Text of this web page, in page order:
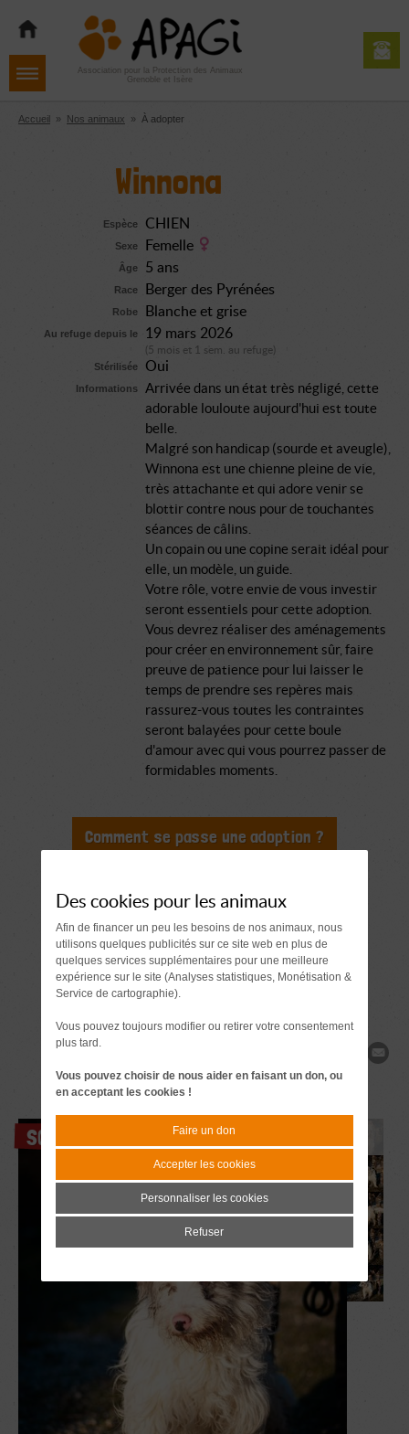
navigation
contenu
Aller
pied
de
Association pour la Protection des Animaux
Grenoble et Isère
Accueil » Nos animaux » À adopter
Winnona
Espèce CHIEN
Sexe Femelle
Âge 5 ans
Race Berger des Pyrénées
Robe Blanche et grise
Au refuge depuis le 19 mars 2026
(5 mois et 1 sem. au refuge)
Stérilisée
Oui
Informations
Arrivée dans un état très négligé, cette
adorable louloute aujourd'hui est toute
belle.
Malgré son handicap (sourde et aveugle),
Winnona est une chienne pleine de vie,
très attachante et qui adore venir se
blottir contre nous pour de touchantes
séances de câlins.
Un copain ou une copine serait idéal pour
elle, un modèle, un guide.
Votre rôle, votre envie de vous investir
seront essentiels pour cette adoption.
Vous devrez réaliser des aménagements
pour créer en environnement sûr, faire
preuve de patience pour lui laisser le
temps de prendre ses repères mais
rassurez-vous toutes les contraintes
seront balayées pour cette boule
d'amour avec qui vous pourrez passer de
formidables moments.
Comment se passe une adoption ?
Demande de
renseignements
SOS
Des cookies pour les animaux
Afin de financer un peu les besoins de nos animaux, nous
utilisons quelques publicités sur ce site web en plus de
quelques services supplémentaires pour une meilleure
expérience sur le site (Analyses statistiques, Monétisation &
Service de cartographie).
Vous pouvez toujours modifier ou retirer votre consentement
plus tard.
Vous pouvez choisir de nous aider en faisant un don, ou
en acceptant les cookies !
Faire un don
Accepter les cookies
Personnaliser les cookies
Refuser